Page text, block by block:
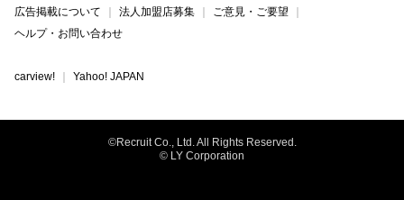
広告掲載について
法人加盟店募集
ご意見・ご要望
ヘルプ・お問い合わせ
carview! Yahoo! JAPAN
©Recruit Co., Ltd. All Rights Reserved.
© LY Corporation